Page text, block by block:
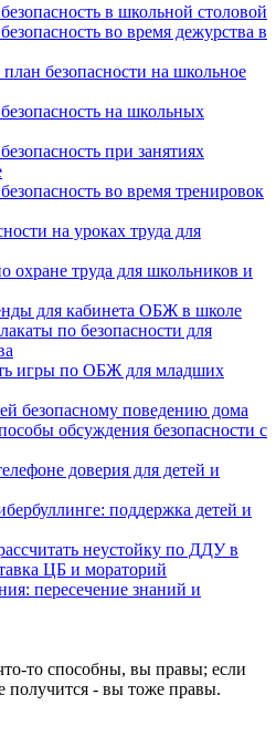
в школьной столовой
во время дежурства в
план безопасности на школьное
на школьных
при занятиях
во время тренировок
на уроках труда для
охране труда для школьников и
для кабинета ОБЖ в школе
по безопасности для
игры по ОБЖ для младших
безопасному поведению дома
обсуждения безопасности с
доверия для детей и
поддержка детей и
неустойку по ДДУ в
ЦБ и мораторий
пересечение знаний и
то способны, вы правы; если
получится - вы тоже правы.